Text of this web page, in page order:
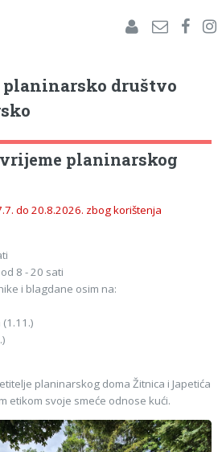
društvo
planinarskog
do 20.8.2026. zbog korištenja
8 - 20 sati
i blagdane osim na:
planinarskog doma Žitnica i Japetića
etikom svoje smeće odnose kući.